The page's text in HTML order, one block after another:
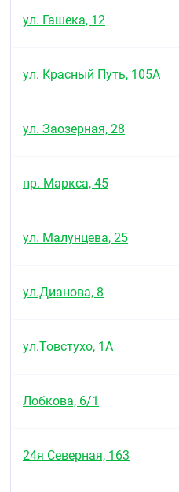
≥ 80
Легкая
10 мг/сут
30-49
Тяжелая
5 мг через день
Терминальная стадия —
ул. Гашека, 12
ул. Красный Путь, 105А
ул. Заозерная, 28
пр. Маркса, 45
ул. Малунцева, 25
ул.Дианова, 8
ул.Товстухо, 1А
Лобкова, 6/1
24я Северная, 163